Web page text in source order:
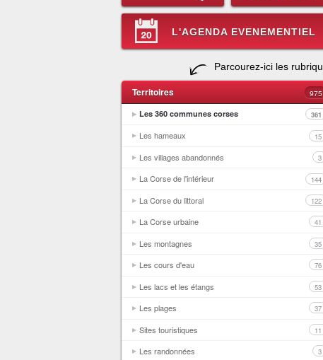
L'AGENDA EVENEMENTIEL
Parcourez-ici les
Territoires
975
Les 360 communes corses
361
Les hameaux 15
Les villages abandonnés 3
La Corse de l'intérieur 144
La Corse du littoral 122
La Corse urbaine 41
Les montagnes 35
Les cours d'eau 76
Les lacs et les étangs 53
Les plages 37
Sites touristiques 11
Les randonnées 3